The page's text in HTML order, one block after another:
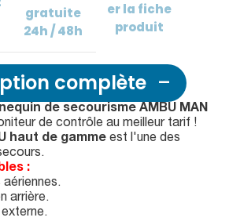
gratuite
24h / 48h
erla fiche
produit
complète
de secourisme AMBU MAN
de contrôle au meilleur tarif !
haut de gamme est l'une des
:
arrière.